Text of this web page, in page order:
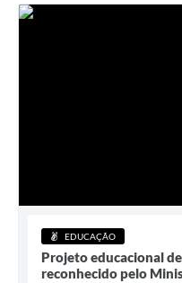
EDUCAÇÃO
Projeto educacional
reconhecido pelo